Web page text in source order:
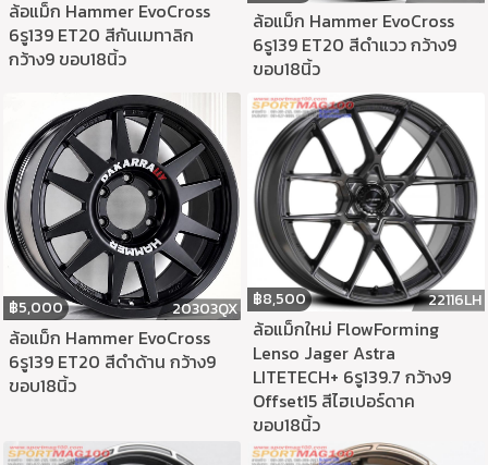
ล้อแม็ก Hammer EvoCross
6รู139 ET20 สีกันเมทาลิก
กว้าง9 ขอบ18นิ้ว
ล้อแม็ก Hammer EvoCross
6รู139 ET20 สีดำแวว กว้าง9
ขอบ18นิ้ว
฿5,000 20303QX
ล้อแม็ก Hammer EvoCross
6รู139 ET20 สีดำด้าน กว้าง9
ขอบ18นิ้ว
฿8,500 22116LH
ล้อแม็กใหม่ FlowForming
Lenso Jager Astra
LITETECH+ 6รู139.7 กว้าง9
Offset15 สีไฮเปอร์ดาค
ขอบ18นิ้ว